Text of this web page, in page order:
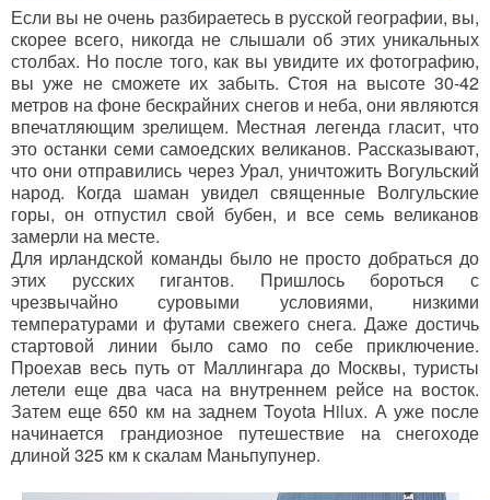
Если вы не очень разбираетесь в русской географии, вы,
скорее всего, никогда не слышали об этих уникальных
столбах. Но после того, как вы увидите их фотографию,
вы уже не сможете их забыть. Стоя на высоте 30-42
метров на фоне бескрайних снегов и неба, они являются
впечатляющим зрелищем. Местная легенда гласит, что
это останки семи самоедских великанов. Рассказывают,
что они отправились через Урал, уничтожить Вогульский
народ. Когда шаман увидел священные Волгульские
горы, он отпустил свой бубен, и все семь великанов
замерли на месте.
Для ирландской команды было не просто добраться до
этих русских гигантов. Пришлось бороться с
чрезвычайно суровыми условиями, низкими
температурами и футами свежего снега. Даже достичь
стартовой линии было само по себе приключение.
Проехав весь путь от Маллингара до Москвы, туристы
летели еще два часа на внутреннем рейсе на восток.
Затем еще 650 км на заднем Toyota Hilux. А уже после
начинается грандиозное путешествие на снегоходе
длиной 325 км к скалам Маньпупунер.